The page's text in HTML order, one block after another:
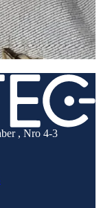
, Nro 4-3